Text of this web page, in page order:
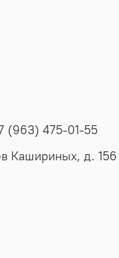
(963) 475-01-55
Кашириных, д. 156